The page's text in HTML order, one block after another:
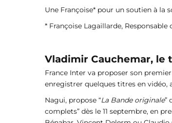
Une Françoise* pour un soutien à la
* Françoise Lagaillarde,
Vladimir Cauchemar,
France Inter va proposer son premier
enregistrer quelques titres en vidéo,
Nagui, propose “La Bande originale”
complets” dès le 11 septembre, en